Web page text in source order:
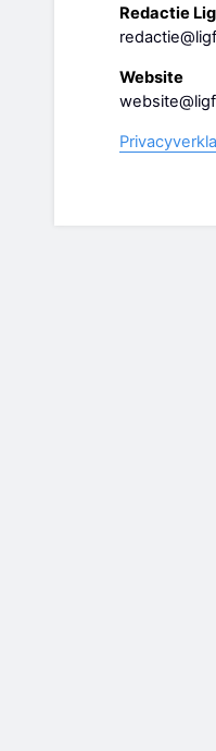
Redactie
Website